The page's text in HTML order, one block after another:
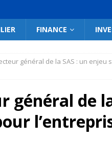
FINANCE
général de la SAS : un enjeu
général de